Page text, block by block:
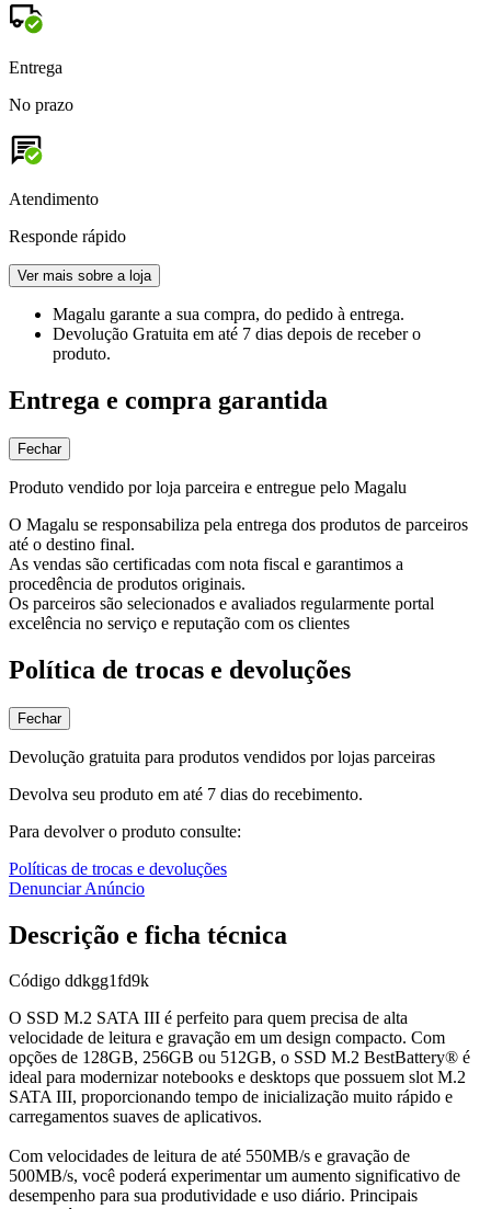
Entrega
No prazo
Atendimento
Responde rápido
Ver mais sobre a loja
Magalu garante a sua compra, do pedido à entrega.
Devolução Gratuita em até 7 dias depois de receber o
produto.
Entrega e compra garantida
Fechar
Produto vendido por loja parceira e entregue pelo Magalu
O Magalu se responsabiliza pela entrega dos produtos de parceiros
até o destino final.
As vendas são certificadas com nota fiscal e garantimos a
procedência de produtos originais.
Os parceiros são selecionados e avaliados regularmente portal
excelência no serviço e reputação com os clientes
Política de trocas e devoluções
Fechar
Devolução gratuita para produtos vendidos por lojas parceiras
Devolva seu produto em até 7 dias do recebimento.
Para devolver o produto consulte:
Políticas de trocas e devoluções
Denunciar Anúncio
Descrição e ficha técnica
Código ddkgg1fd9k
O SSD M.2 SATA III é perfeito para quem precisa de alta
velocidade de leitura e gravação em um design compacto. Com
opções de 128GB, 256GB ou 512GB, o SSD M.2 BestBattery® é
ideal para modernizar notebooks e desktops que possuem slot M.2
SATA III, proporcionando tempo de inicialização muito rápido e
carregamentos suaves de aplicativos.
Com velocidades de leitura de até 550MB/s e gravação de
500MB/s, você poderá experimentar um aumento significativo de
desempenho para sua produtividade e uso diário. Principais